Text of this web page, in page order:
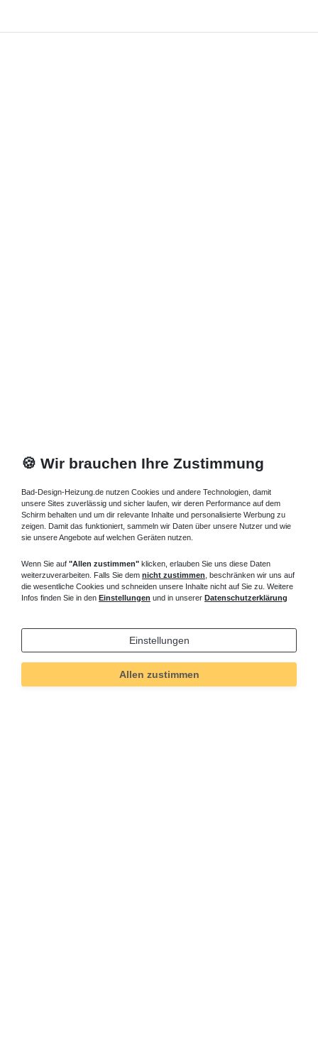
🍪 Wir brauchen Ihre Zustimmung
Bad-Design-Heizung.de nutzen Cookies und andere Technologien, damit
unsere Sites zuverlässig und sicher laufen, wir deren Performance auf dem
Schirm behalten und um dir relevante Inhalte und personalisierte Werbung zu
zeigen. Damit das funktioniert, sammeln wir Daten über unsere Nutzer und wie
sie unsere Angebote auf welchen Geräten nutzen.
Wenn Sie auf "Allen zustimmen" klicken, erlauben Sie uns diese Daten
weiterzuverarbeiten. Falls Sie dem nicht zustimmen , beschränken wir uns auf
die wesentliche Cookies und schneiden unsere Inhalte nicht auf Sie zu. Weitere
Infos finden Sie in den Einstellungen und in unserer Datenschutzerklärung
Einstellungen
Allen zustimmen